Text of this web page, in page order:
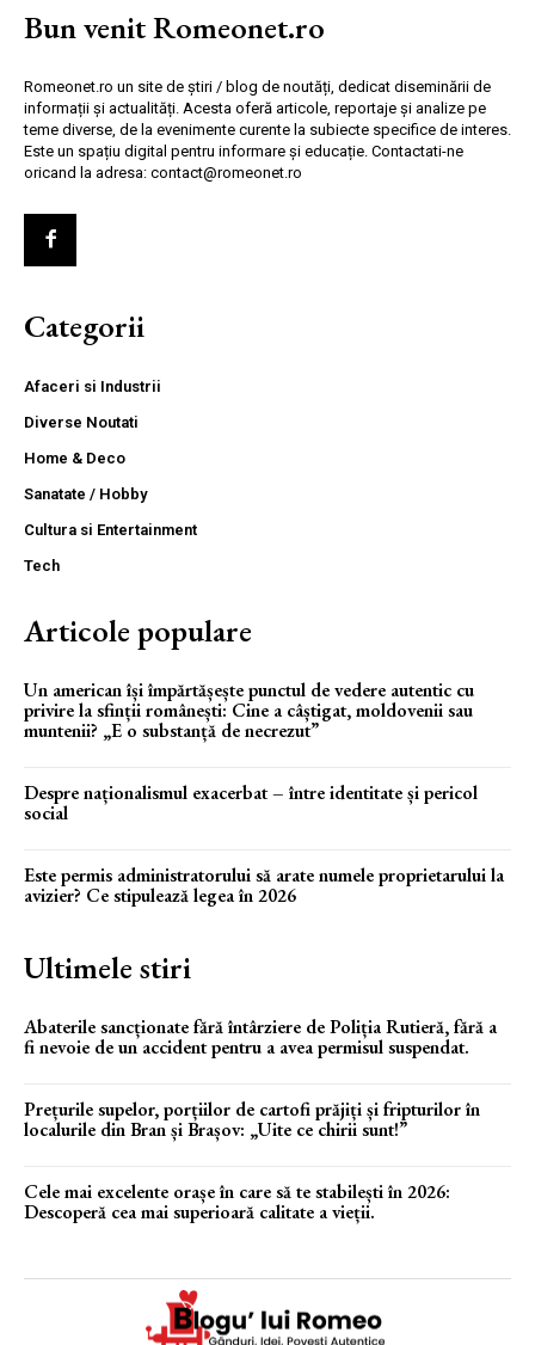
Bun venit Romeonet.ro
Romeonet.ro un site de știri / blog de noutăți, dedicat diseminării de
informații și actualități. Acesta oferă articole, reportaje și analize pe
teme diverse, de la evenimente curente la subiecte specifice de interes.
Este un spațiu digital pentru informare și educație. Contactati-ne
oricand la adresa: contact@romeonet.ro
Categorii
Afaceri si Industrii
Diverse Noutati
Home & Deco
Sanatate / Hobby
Cultura si Entertainment
Tech
Articole populare
Un american își împărtășește punctul de vedere autentic cu
privire la sfinții românești: Cine a câștigat, moldovenii sau
muntenii? „E o substanță de necrezut”
Despre naționalismul exacerbat – între identitate și pericol
social
Este permis administratorului să arate numele proprietarului la
avizier? Ce stipulează legea în 2026
Ultimele stiri
Abaterile sancționate fără întârziere de Poliția Rutieră, fără a
fi nevoie de un accident pentru a avea permisul suspendat.
Prețurile supelor, porțiilor de cartofi prăjiți și fripturilor în
localurile din Bran și Brașov: „Uite ce chirii sunt!”
Cele mai excelente orașe în care să te stabilești în 2026:
Descoperă cea mai superioară calitate a vieții.